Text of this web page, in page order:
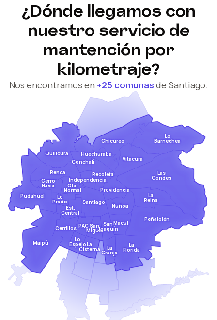
Chicureo
Maipú
Cerrillos
Est.
Central
Pudahuel Lo
Prado
Cerro
Navia
Santiago
Renca
Qta.
Normal
Recoleta
Independencia
Quilicura
Conchalí
La
Cisterna
Lo
Espejo
PACSan
Miguel
La
Granja
San
Joaquín
Providencia
Ñuñoa
La
Reina
Macul
La
Florida
Peñalolén
Las
Condes
Vitacura
Lo
Barnechea
Huechuraba
¿Dónde llegamos con
nuestro servicio de
mantención por
kilometraje?
Nos encontramos en +25 comunas de Santiago.